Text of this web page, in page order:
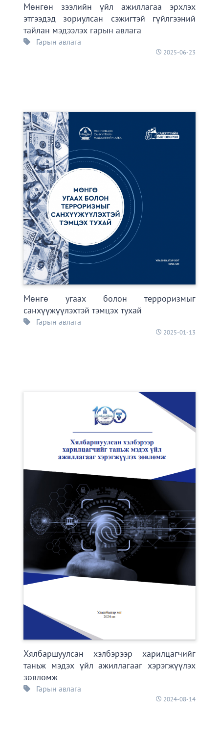
Мөнгөн зээлийн үйл ажиллагаа эрхлэх
этгээдэд зориулсан сэжигтэй гүйлгээний
тайлан мэдээлэх гарын авлага
Гарын авлага
2025-06-23
Мөнгө угаах болон терроризмыг
санхүүжүүлэхтэй тэмцэх тухай
Гарын авлага
2025-01-13
Хялбаршуулсан хэлбэрээр харилцагчийг
таньж мэдэх үйл ажиллагааг хэрэгжүүлэх
зөвлөмж
Гарын авлага
2024-08-14